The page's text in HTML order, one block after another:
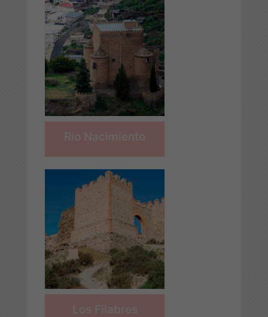
Río Nacimiento
Los Filabres